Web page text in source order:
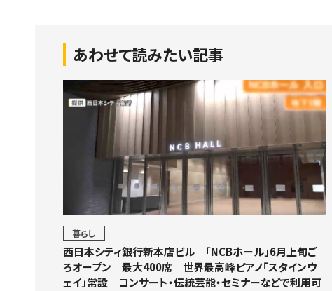
あわせて読みたい記事
暮らし
西日本シティ銀行新本店ビル 「NCBホール」6月上旬ご
ろオープン 最大400席 世界最高峰ピアノ「スタインウ
ェイ」常設 コンサート・伝統芸能・セミナーなどで利用可